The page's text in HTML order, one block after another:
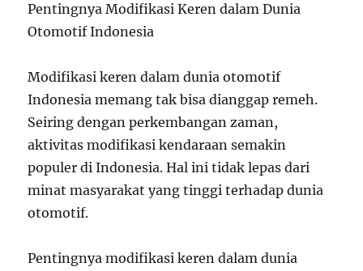
Pentingnya Modifikasi Keren dalam Dunia
Otomotif Indonesia
Modifikasi keren dalam dunia otomotif
Indonesia memang tak bisa dianggap remeh.
Seiring dengan perkembangan zaman,
aktivitas modifikasi kendaraan semakin
populer di Indonesia. Hal ini tidak lepas dari
minat masyarakat yang tinggi terhadap dunia
otomotif.
Pentingnya modifikasi keren dalam dunia